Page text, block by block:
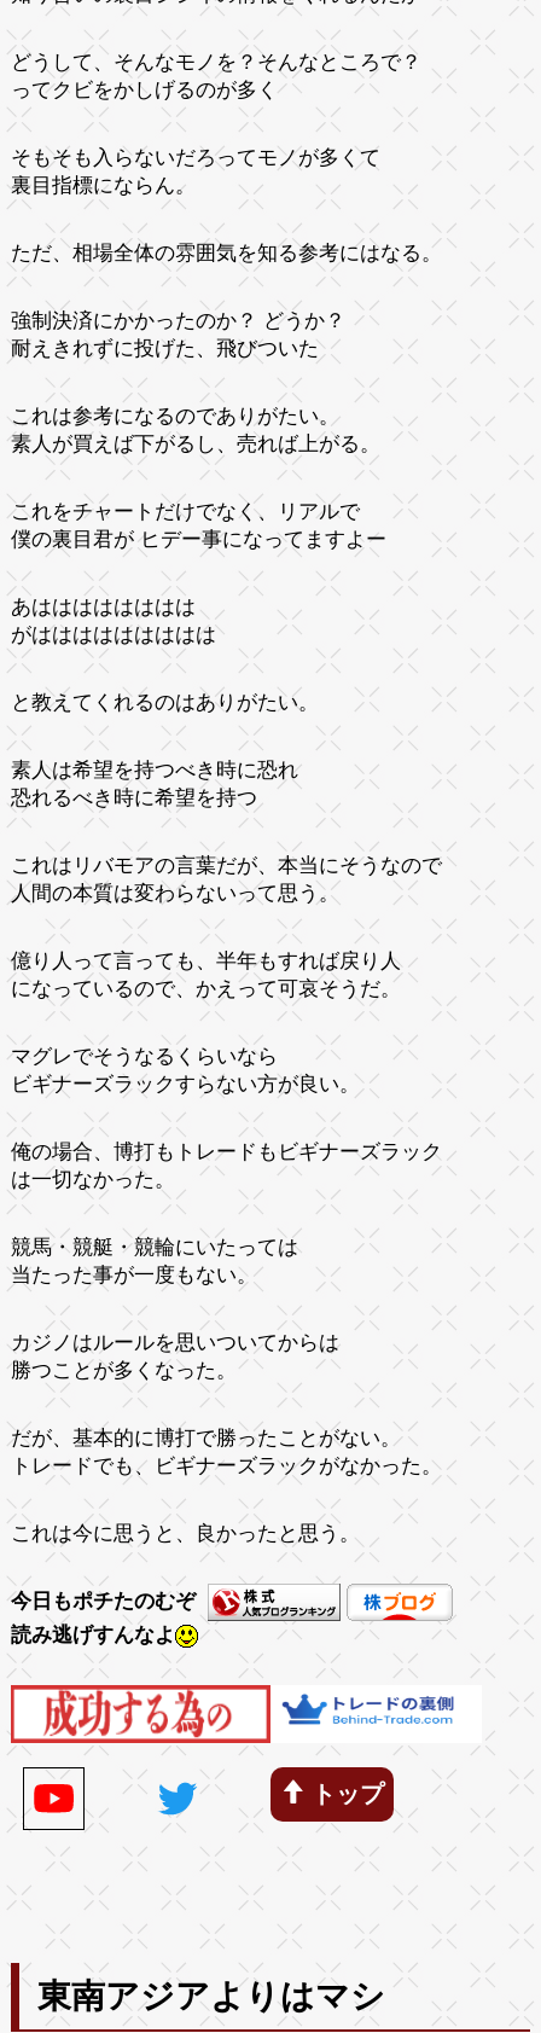
どうして、そんなモノを？そんなところで？
ってクビをかしげるのが多く
そもそも入らないだろってモノが多くて
裏目指標にならん。
ただ、相場全体の雰囲気を知る参考にはなる。
強制決済にかかったのか？ どうか？
耐えきれずに投げた、飛びついた
これは参考になるのでありがたい。
素人が買えば下がるし、売れば上がる。
これをチャートだけでなく、リアルで
僕の裏目君が ヒデー事になってますよー
あはははははははは
がははははははははは
と教えてくれるのはありがたい。
素人は希望を持つべき時に恐れ
恐れるべき時に希望を持つ
これはリバモアの言葉だが、本当にそうなので
人間の本質は変わらないって思う。
億り人って言っても、半年もすれば戻り人
になっているので、かえって可哀そうだ。
マグレでそうなるくらいなら
ビギナーズラックすらない方が良い。
俺の場合、博打もトレードもビギナーズラック
は一切なかった。
競馬・競艇・競輪にいたっては
当たった事が一度もない。
カジノはルールを思いついてからは
勝つことが多くなった。
だが、基本的に博打で勝ったことがない。
トレードでも、ビギナーズラックがなかった。
これは今に思うと、良かったと思う。
今日もポチたのむぞ
読み逃げすんなよ
トップ
東南アジアよりはマシ